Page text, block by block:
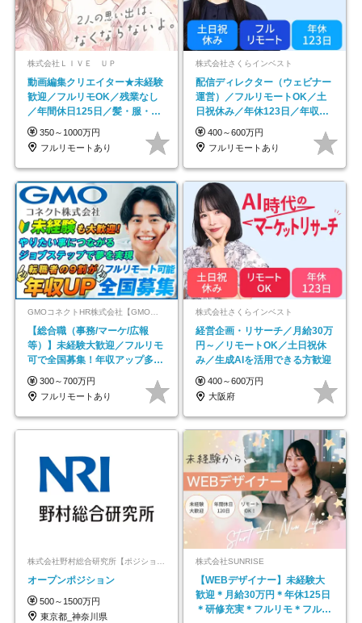
株式会社ＬＩＶＥ ＵＰ
動画編集クリエイター★未経験
歓迎／フルリモOK／残業なし
／年間休日125日／髪・服・ネ
イル自由／研修充実で安心
350～1000万円
フルリモートあり
株式会社さくらインベスト
配信ディレクター（ウェビナー
運営）／フルリモートOK／土
日祝休み／年休123日／年収
600万円可
400～600万円
フルリモートあり
GMOコネクトHR株式会社【GMOインターネットグループ】
【総合職（事務/マーケ/広報
等）】未経験大歓迎／フルリモ
可で全国募集！年収アップ多数
★年休最大130日★
300～700万円
フルリモートあり
株式会社さくらインベスト
経営企画・リサーチ／月給30万
円～／リモートOK／土日祝休
み／生成AIを活用できる方歓迎
400～600万円
大阪府
オープンポジション
500～1500万円
東京都_神奈川県
株式会社SUNRISE
【WEBデザイナー】未経験大
歓迎＊月給30万円＊年休125日
＊研修充実＊フルリモ＊フルフ